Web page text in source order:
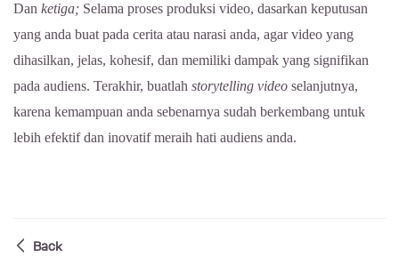
Dan ketiga; Selama proses produksi video, dasarkan keputusan
yang anda buat pada cerita atau narasi anda, agar video yang
dihasilkan, jelas, kohesif, dan memiliki dampak yang signifikan
pada audiens. Terakhir, buatlah storytelling video selanjutnya,
karena kemampuan anda sebenarnya sudah berkembang untuk
lebih efektif dan inovatif meraih hati audiens anda.
Back